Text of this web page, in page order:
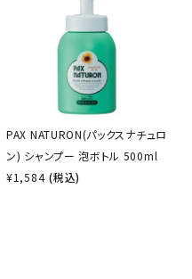
PAX NATURON(パックスナチュロ
ン) シャンプー 泡ボトル 500ml
¥1,584 (税込)